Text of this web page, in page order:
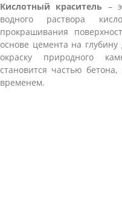
Кислотный краситель –
водного раствора
прокрашивания
основе цемента на
окраску природного
становится частью
временем.